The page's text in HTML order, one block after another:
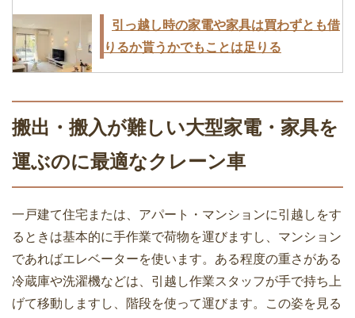
女性一人で引越しするときに注意すべき
7つこと！これで安心・安全
引越し業者を利用するときのメリット・
見積もり入手方法・チェック項目
単身での引越料金の相場と安くするため
のポイント
引っ越し時の家電や家具は買わずとも借
りるか貰うかでもことは足りる
引越しの荷造りは部屋単位で行なうのが
作業効率向上のコツ
急な転勤！新居に引越しをするときに知
っておきたい5つのこと
搬出・搬入が難しい大型家電・家具を
運ぶのに最適なクレーン車
一戸建て住宅または、アパート・マンションに引越しをす
るときは基本的に手作業で荷物を運びますし、マンション
であればエレベーターを使います。ある程度の重さがある
冷蔵庫や洗濯機などは、引越し作業スタッフが手で持ち上
げて移動しますし、階段を使って運びます。この姿を見る